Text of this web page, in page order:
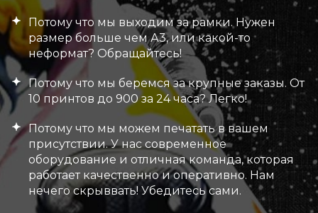
Потому что мы выходим за рамки. Нужен
размер больше чем А3, или какой-то
неформат? Обращайтесь!
Потому что мы беремся за крупные заказы. От
10 принтов до 900 за 24 часа? Легко!
Потому что мы можем печатать в вашем
присутствии. У нас современное
оборудование и отличная команда, которая
работает качественно и оперативно. Нам
нечего скрыввать! Убедитесь сами.